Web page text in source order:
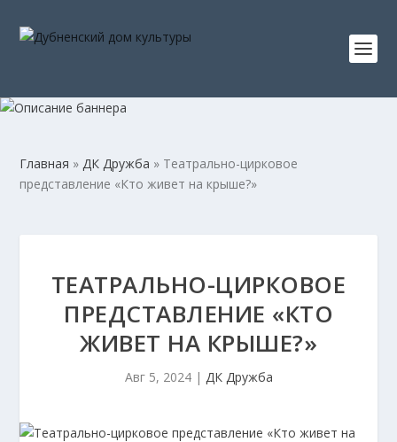
Главная »ДК Дружба » Театрально-цирковое
представление «Кто живет на крыше?»
ТЕАТРАЛЬНО-ЦИРКОВОЕ
ПРЕДСТАВЛЕНИЕ «КТО
ЖИВЕТ НА КРЫШЕ?»
Авг 5, 2024| ДК Дружба